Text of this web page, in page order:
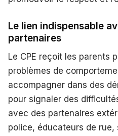
Le lien indispensable
partenaires
Le CPE reçoit les parents
problèmes de
accompagner dans des
pour signaler des
avec des partenaires
police, éducateurs de